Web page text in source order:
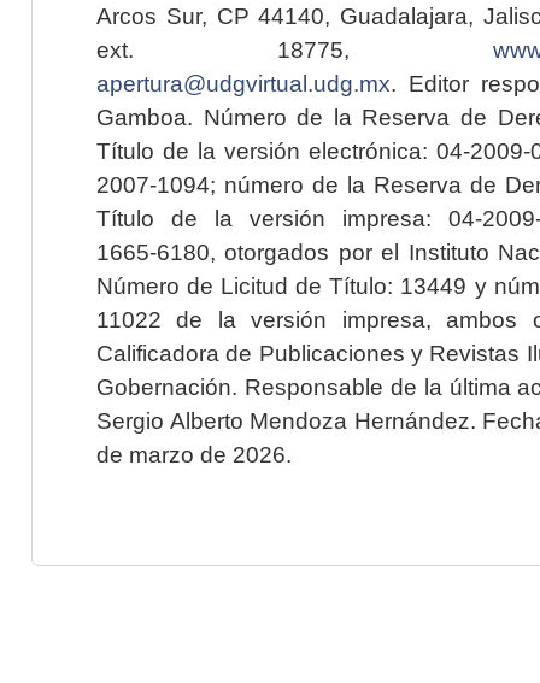
Arcos Sur, CP 44140, Guadalajara,
ext. 18775,
apertura@udgvirtual.udg.mx. Editor
Gamboa. Número de la Reserva de
Título de la versión electrónica: 04-2009-
2007-1094; número de la Reserva de
Título de la versión impresa: 04-2009-
1665-6180, otorgados por el Instituto
Número de Licitud de Título: 13449 y
11022 de la versión impresa, ambos
Calificadora de Publicaciones y Revistas
Gobernación. Responsable de la última
Sergio Alberto Mendoza Hernández.
de marzo de 2026.